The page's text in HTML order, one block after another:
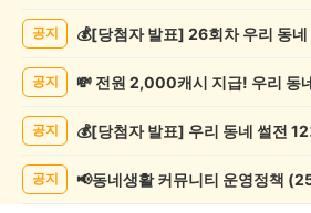
요
공지
공지
공지
공지 📢동네생활 커뮤니티 운영정책